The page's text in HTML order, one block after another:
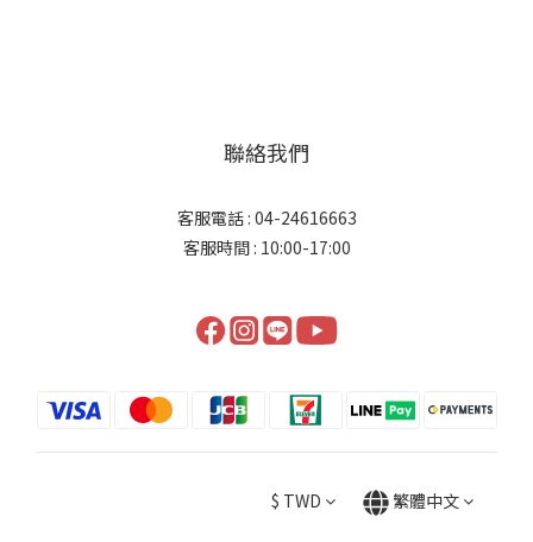
聯絡我們
客服電話 : 04-24616663
客服時間 : 10:00-17:00
$ TWD 繁體中文